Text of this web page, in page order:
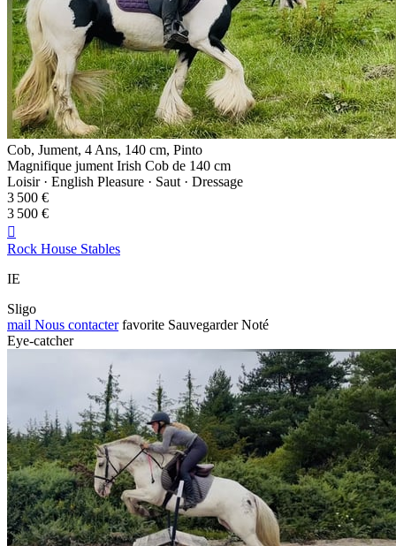
Cob, Jument, 4 Ans, 140 cm, Pinto
Magnifique jument Irish Cob de 140 cm
Loisir · English Pleasure · Saut · Dressage
3 500 €
3 500 €

Rock House Stables
IE
Sligo
mail Nous contacter favorite Sauvegarder Noté
Eye-catcher